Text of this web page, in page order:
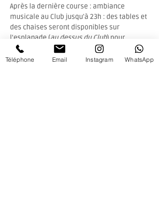
Après la dernière course : ambiance
musicale au Club jusqu'à 23h : des tables et
des chaises seront disponibles sur
l'esplanade (au dessus du Club) pour
profiter du concert Electrick Monday
organisé par le Défi des Haras.
Téléphone Email Instagram WhatsApp